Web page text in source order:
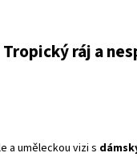
Tropický ráj a
a uměleckou vizi s